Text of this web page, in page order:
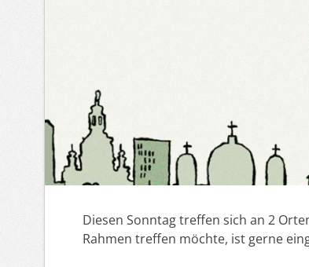
Diesen Sonntag treffen sich an 2
Rahmen treffen möchte, ist gerne